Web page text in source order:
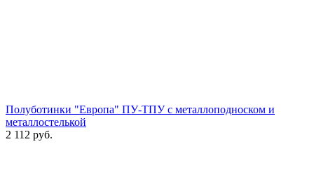
Полуботинки "Европа" ПУ-ТПУ с металлоподноском и
металлостелькой
2 112 руб.